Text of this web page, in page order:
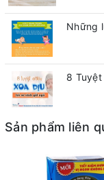
Những
8
Sản phẩm liên